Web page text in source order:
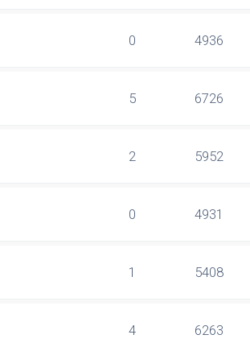
0 4936
5 6726
2 5952
0 4931
1 5408
4 6263